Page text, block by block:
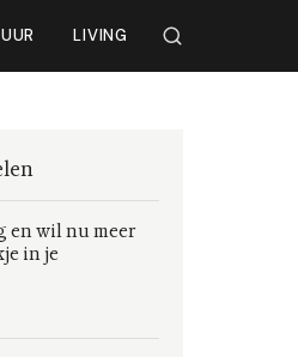
LIVING
en wil nu meer
in je